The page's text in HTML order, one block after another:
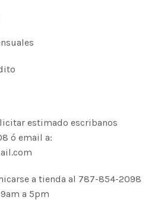
estimado escribanos
ó email a:
a tienda al 787-854-2098
a 5pm